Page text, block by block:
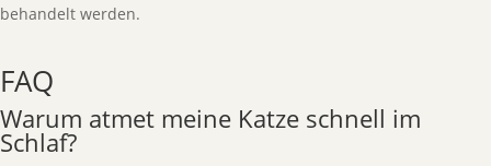
behandelt werden.
FAQ
Warum atmet meine Katze schnell im
Schlaf?